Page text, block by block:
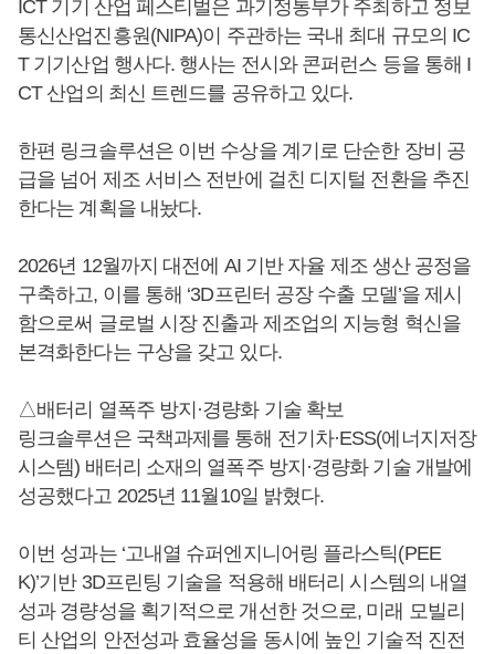
ICT 기기 산업 페스티벌은 과기정통부가 주최하고 정보
통신산업진흥원(NIPA)이 주관하는 국내 최대 규모의 IC
T 기기산업 행사다. 행사는 전시와 콘퍼런스 등을 통해 I
CT 산업의 최신 트렌드를 공유하고 있다.
한편 링크솔루션은 이번 수상을 계기로 단순한 장비 공
급을 넘어 제조 서비스 전반에 걸친 디지털 전환을 추진
한다는 계획을 내놨다.
2026년 12월까지 대전에 AI 기반 자율 제조 생산 공정을
구축하고, 이를 통해 ‘3D프린터 공장 수출 모델’을 제시
함으로써 글로벌 시장 진출과 제조업의 지능형 혁신을
본격화한다는 구상을 갖고 있다.
△배터리 열폭주 방지·경량화 기술 확보
링크솔루션은 국책과제를 통해 전기차·ESS(에너지저장
시스템) 배터리 소재의 열폭주 방지·경량화 기술 개발에
성공했다고 2025년 11월10일 밝혔다.
이번 성과는 ‘고내열 슈퍼엔지니어링 플라스틱(PEE
K)’기반 3D프린팅 기술을 적용해 배터리 시스템의 내열
성과 경량성을 획기적으로 개선한 것으로, 미래 모빌리
티 산업의 안전성과 효율성을 동시에 높인 기술적 진전